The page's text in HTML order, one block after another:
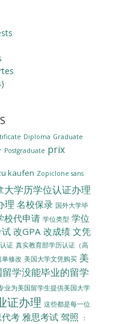
Diploma Graduate
Postgraduate prix
kaufen Zopiclone sans
大学历学位认证办理
理 名校保录 国外大学毕
校代申请 学位类型 学位
改GPA 改成绩 文凭
证 真实教育部学历认证（高
修改 美国大学文凭购买 美
学没能毕业的留学
业为美国留学生提供美国大学
证办理 这些都是每一位
考 雅思考试 驾照
：